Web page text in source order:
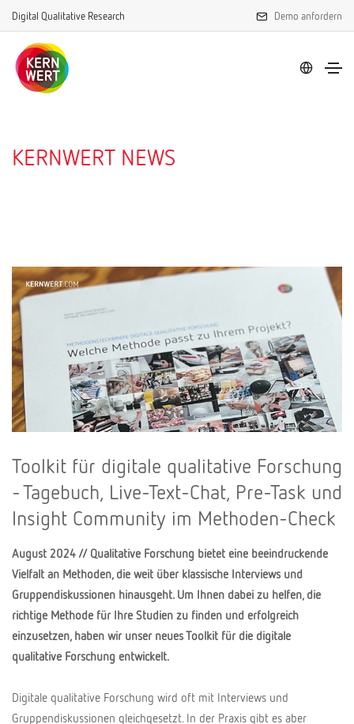
Digital Qualitative Research Demo anfordern
KERNWERT NEWS
Toolkit für digitale qualitative Forschung
- Tagebuch, Live-Text-Chat, Pre-Task und
Insight Community im Methoden-Check
August 2024 // Qualitative Forschung bietet eine beeindruckende
Vielfalt an Methoden, die weit über klassische Interviews und
Gruppendiskussionen hinausgeht. Um Ihnen dabei zu helfen, die
richtige Methode für Ihre Studien zu finden und erfolgreich
einzusetzen, haben wir unser neues Toolkit für die digitale
qualitative Forschung entwickelt.
Digitale qualitative Forschung wird oft mit Interviews und
Gruppendiskussionen gleichgesetzt. In der Praxis gibt es aber